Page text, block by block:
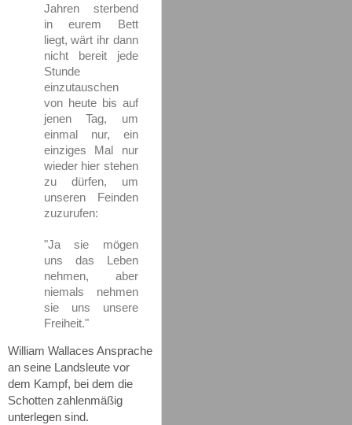
Jahren sterbend
in eurem Bett
liegt, wärt ihr dann
nicht bereit jede
Stunde
einzutauschen
von heute bis auf
jenen Tag, um
einmal nur, ein
einziges Mal nur
wieder hier stehen
zu dürfen, um
unseren Feinden
zuzurufen:
"Ja sie mögen
uns das Leben
nehmen, aber
niemals nehmen
sie uns unsere
Freiheit."
William Wallaces Ansprache
an seine Landsleute vor
dem Kampf, bei dem die
Schotten zahlenmäßig
unterlegen sind.